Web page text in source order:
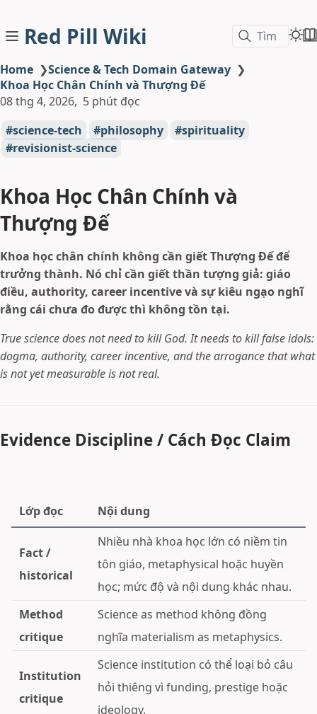
Red Pill Wiki Tìm
Home ❯Science & Tech Domain Gateway ❯
Khoa Học Chân Chính và Thượng Đế
08 thg 4, 2026 5 phút đọc
science-tech
philosophy
spirituality
revisionist-science
Khoa Học Chân Chính và
Thượng Đế
Khoa học chân chính không cần giết Thượng Đế để
trưởng thành. Nó chỉ cần giết thần tượng giả: giáo
điều, authority, career incentive và sự kiêu ngạo nghĩ
rằng cái chưa đo được thì không tồn tại.
True science does not need to kill God. It needs to kill false idols:
dogma, authority, career incentive, and the arrogance that what
is not yet measurable is not real.
Evidence Discipline / Cách Đọc Claim
Lớp đọc Nội dung
Fact /
historical
Nhiều nhà khoa học lớn có niềm tin
tôn giáo, metaphysical hoặc huyền
học; mức độ và nội dung khác nhau.
Method
critique
Science as method không đồng
nghĩa materialism as metaphysics.
Institution
critique
Science institution có thể loại bỏ câu
hỏi thiêng vì funding, prestige hoặc
ideology.